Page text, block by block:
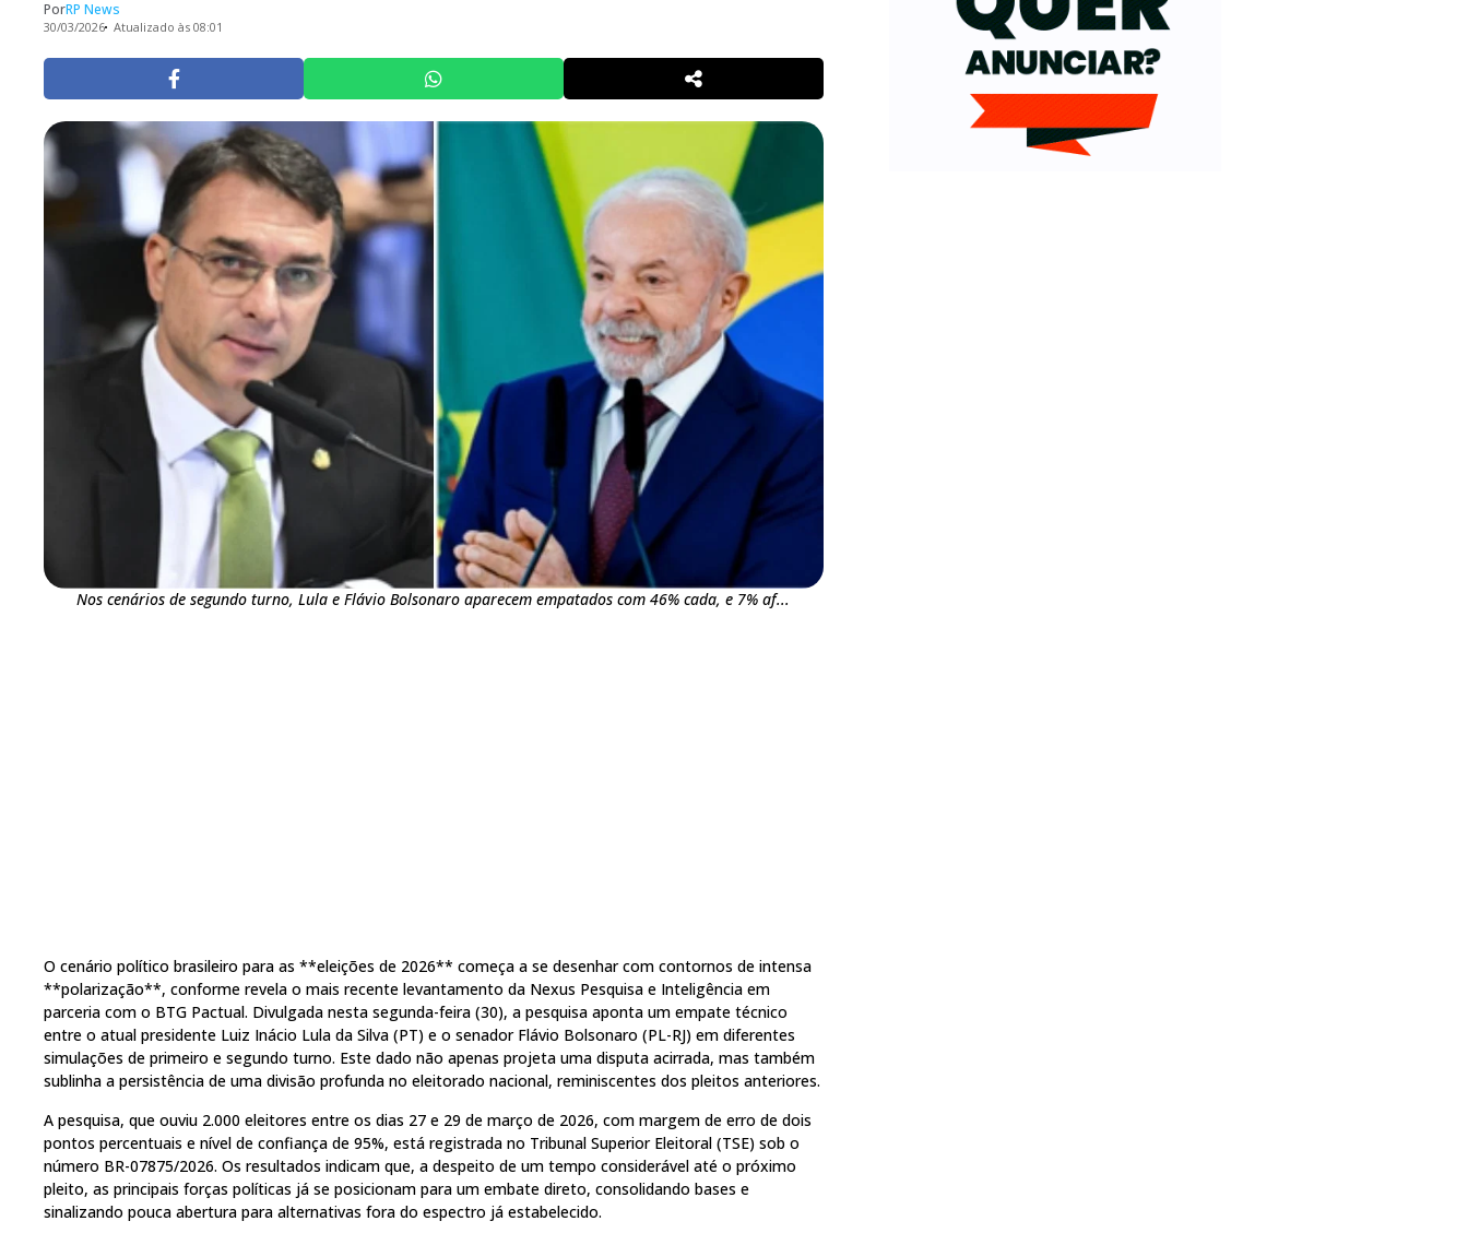
PorRP News
30/03/2026 Atualizado às 08:01
Nos cenários de segundo turno, Lula e Flávio Bolsonaro aparecem empatados com 46% cada, e 7% af...
O cenário político brasileiro para as **eleições de 2026** começa a se desenhar com contornos de intensa
**polarização**, conforme revela o mais recente levantamento da Nexus Pesquisa e Inteligência em
parceria com o BTG Pactual. Divulgada nesta segunda-feira (30), a pesquisa aponta um empate técnico
entre o atual presidente Luiz Inácio Lula da Silva (PT) e o senador Flávio Bolsonaro (PL-RJ) em diferentes
simulações de primeiro e segundo turno. Este dado não apenas projeta uma disputa acirrada, mas também
sublinha a persistência de uma divisão profunda no eleitorado nacional, reminiscentes dos pleitos anteriores.
A pesquisa, que ouviu 2.000 eleitores entre os dias 27 e 29 de março de 2026, com margem de erro de dois
pontos percentuais e nível de confiança de 95%, está registrada no Tribunal Superior Eleitoral (TSE) sob o
número BR-07875/2026. Os resultados indicam que, a despeito de um tempo considerável até o próximo
pleito, as principais forças políticas já se posicionam para um embate direto, consolidando bases e
sinalizando pouca abertura para alternativas fora do espectro já estabelecido.